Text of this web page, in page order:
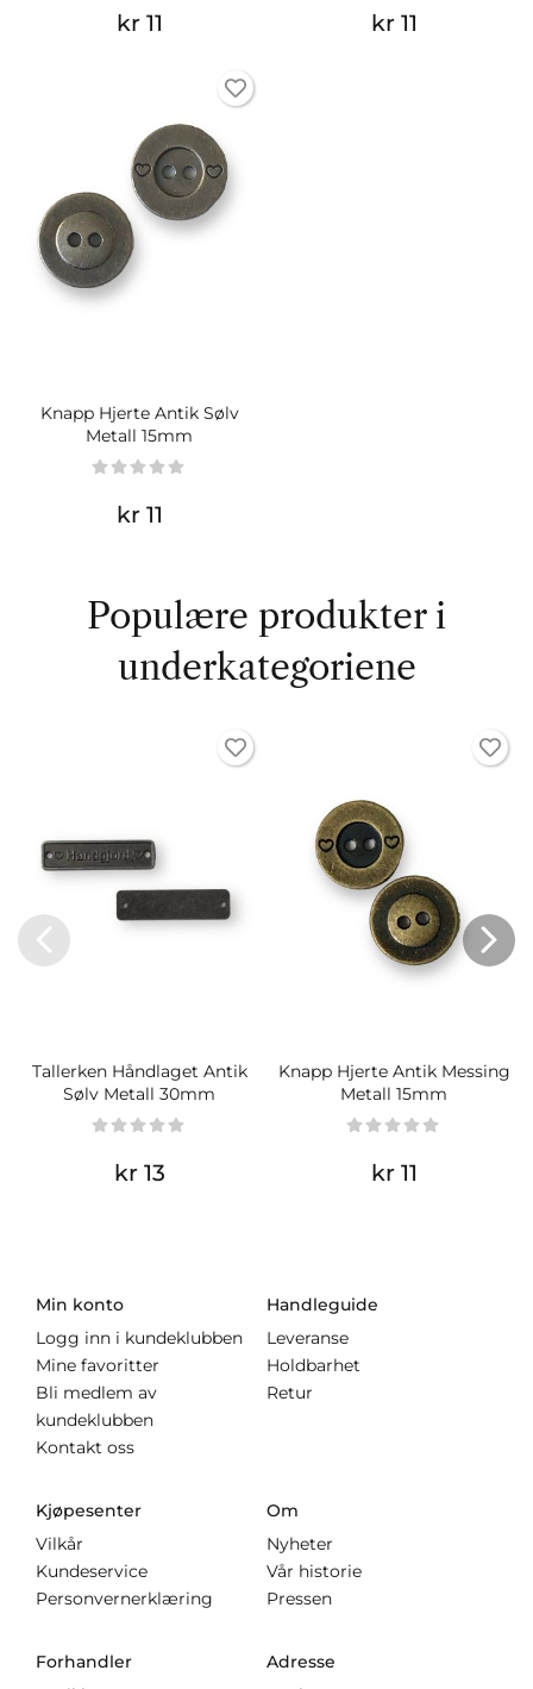
kr 11 kr 11
Knapp Hjerte Antik Sølv
Metall 15mm
kr 11
Populære produkter i
underkategoriene
Tallerken Håndlaget Antik
Sølv Metall 30mm
kr 13
Knapp Hjerte Antik Messing
Metall 15mm
kr 11
Min konto
Logg inn i kundeklubben
Mine favoritter
Bli medlem av
kundeklubben
Kontakt oss
Handleguide
Leveranse
Holdbarhet
Retur
Kjøpesenter
Vilkår
Kundeservice
Personvernerklæring
Om
Nyheter
Vår historie
Pressen
Forhandler Adresse